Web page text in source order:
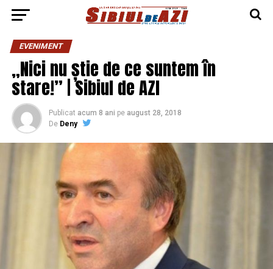
EVENIMENT
„Nici nu știe de ce suntem în
stare!” | Sibiul de AZI
Publicat acum 8 ani pe august 28, 2018
De Deny